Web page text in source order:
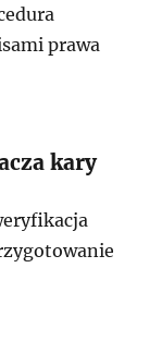
prawa
kary